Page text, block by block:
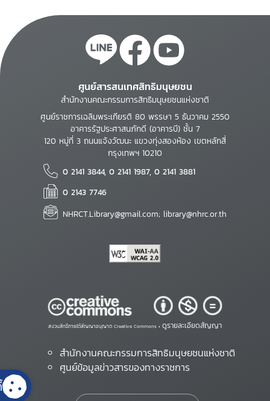
ศูนย์สารสนเทศสิทธิมนุษยชน
สำนักงานคณะกรรมการสิทธิมนุษยชนแห่งชาติ
ศูนย์ราชการเฉลิมพระเกียรติ 80 พรรษา 5 ธันวาคม 2550
อาคารรัฐประศาสนภักดี (อาคารบี) ชั้น 7
120 หมู่ที่ 3 ถนนแจ้งวัฒนะ แขวงทุ่งสองห้อง เขตหลักสี่
กรุงเทพฯ 10210
0 2141 3844, 0 2141 1987, 0 2141 3881
0 2143 7746
NHRCT.Library@gmail.com; library@nhrc.or.th
สงวนสิทธิ์ภายใต้สัญญาอนุญาต Creative Commons • ดูรายละเอียดสัญญา
สำนักงานคณะกรรมการสิทธิมนุษยชนแห่งชาติ
ศูนย์ข้อมูลข่าวสารของทางราชการ